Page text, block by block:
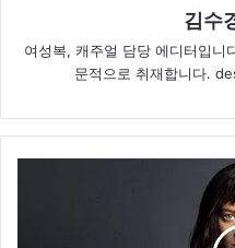
김수
여성복, 캐주얼 담당 에디터입니
문적으로 취재합니다.